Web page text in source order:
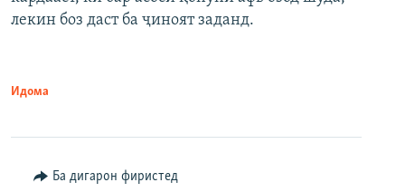
лекин боз даст ба ҷиноят заданд.
Идома
Ба дигарон фиристед